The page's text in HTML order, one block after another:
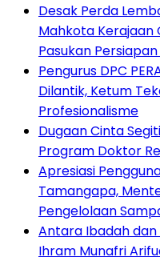
Desak Perda
Mahkota Kerajaan
Pasukan
Pengurus DPC
Dilantik, Ketum
Profesionalisme
Dugaan Cinta
Program Doktor
Apresiasi
Tamangapa,
Pengelolaan
Antara Ibadah
Ihram Munafri